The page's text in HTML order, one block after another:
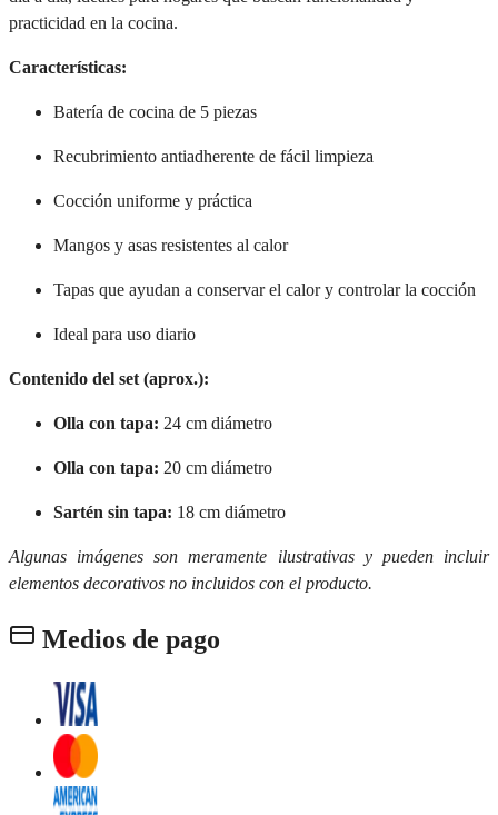
practicidad en la cocina.
Características:
Batería de cocina de 5 piezas
Recubrimiento antiadherente de fácil limpieza
Cocción uniforme y práctica
Mangos y asas resistentes al calor
Tapas que ayudan a conservar el calor y controlar la cocción
Ideal para uso diario
Contenido del set (aprox.):
Olla con tapa: 24 cm diámetro
Olla con tapa: 20 cm diámetro
Sartén sin tapa: 18 cm diámetro
Algunas imágenes son meramente ilustrativas y pueden incluir
elementos decorativos no incluidos con el producto.
Medios de pago